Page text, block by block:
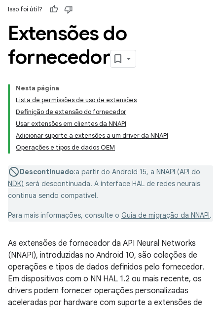
Isso foi útil?
Extensões do
fornecedor
Nesta página
Lista de permissões de uso de extensões
Definição de extensão do fornecedor
Usar extensões em clientes da NNAPI
Adicionar suporte a extensões a um driver da NNAPI
Operações e tipos de dados OEM
Descontinuado:a partir do Android 15, a NNAPI (API do
NDK) será descontinuada. A interface HAL de redes neurais
continua sendo compatível.
Para mais informações, consulte o Guia de migração da NNAPI.
As extensões de fornecedor da API Neural Networks
(NNAPI), introduzidas no Android 10, são coleções de
operações e tipos de dados definidos pelo fornecedor.
Em dispositivos com o NN HAL 1.2 ou mais recente, os
drivers podem fornecer operações personalizadas
aceleradas por hardware com suporte a extensões de